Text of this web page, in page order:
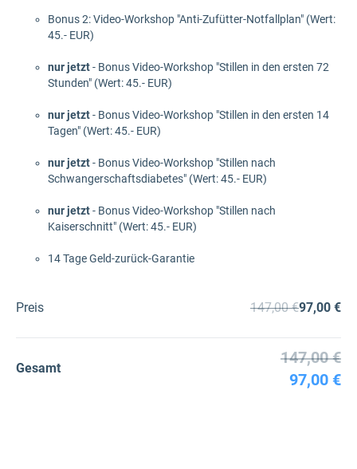
Bonus 2: Video-Workshop "Anti-Zufütter-Notfallplan" (Wert:
45.- EUR)
nur jetzt- Bonus Video-Workshop "Stillen in den ersten 72
Stunden" (Wert: 45.- EUR)
nur jetzt- Bonus Video-Workshop "Stillen in den ersten 14
Tagen" (Wert: 45.- EUR)
nur jetzt- Bonus Video-Workshop "Stillen nach
Schwangerschaftsdiabetes" (Wert: 45.- EUR)
nur jetzt- Bonus Video-Workshop "Stillen nach
Kaiserschnitt" (Wert: 45.- EUR)
14 Tage Geld-zurück-Garantie
Preis 147,00 €97,00 €
Gesamt
147,00 €
97,00 €